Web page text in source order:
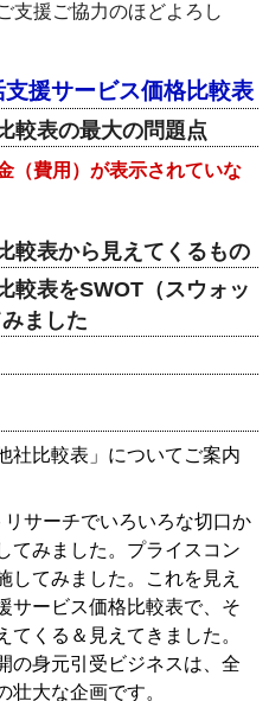
支援ご協力のほどよろし
援サービス価格比較表
較表の最大の問題点
（費用）が表示されていな
較表から見えてくるもの
較表をSWOT（スウォッ
ました
社比較表」についてご案内
サーチでいろいろな切口か
てみました。プライスコン
してみました。これを見え
サービス価格比較表で、そ
てくる＆見えてきました。
の身元引受ビジネスは、全
壮大な企画です。